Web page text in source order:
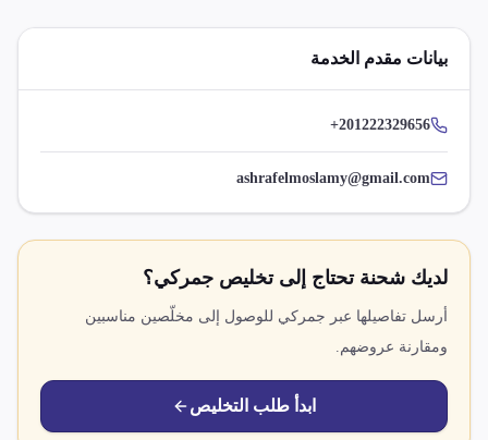
بيانات مقدم الخدمة
+201222329656
ashrafelmoslamy@gmail.com
لديك شحنة تحتاج إلى تخليص جمركي؟
أرسل تفاصيلها عبر جمركي للوصول إلى مخلّصين مناسبين
ومقارنة عروضهم.
ابدأ طلب التخليص